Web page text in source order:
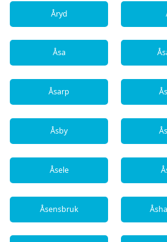
Åryd
Åsa
Åsarp
Åsby
Åsele
Åsensbruk